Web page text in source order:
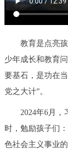
教育是点亮孩
少年成长和教育
要基石，是功在
党之大计”。
2024年6月，习
时，勉励孩子们
色社会主义事业